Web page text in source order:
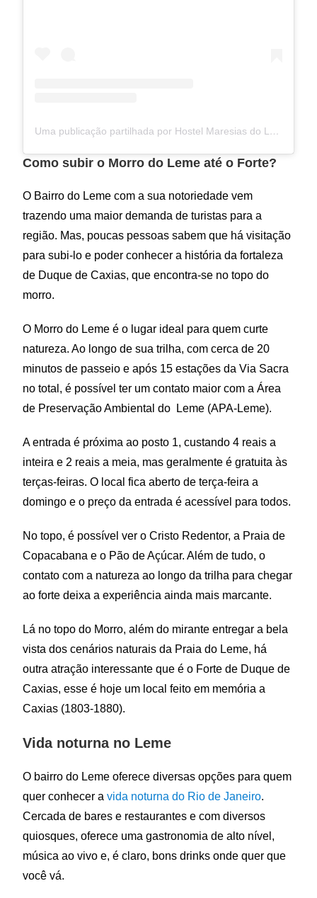
Uma publicação partilhada por Hostel Maresias do Leme (@hostelmaresiasdoleme)
Como subir o Morro do Leme até o Forte?
O Bairro do Leme com a sua notoriedade vem
trazendo uma maior demanda de turistas para a
região. Mas, poucas pessoas sabem que há visitação
para subi-lo e poder conhecer a história da fortaleza
de Duque de Caxias, que encontra-se no topo do
morro.
O Morro do Leme é o lugar ideal para quem curte
natureza. Ao longo de sua trilha, com cerca de 20
minutos de passeio e após 15 estações da Via Sacra
no total, é possível ter um contato maior com a Área
de Preservação Ambiental do Leme (APA-Leme).
A entrada é próxima ao posto 1, custando 4 reais a
inteira e 2 reais a meia, mas geralmente é gratuita às
terças-feiras. O local fica aberto de terça-feira a
domingo e o preço da entrada é acessível para todos.
No topo, é possível ver o Cristo Redentor, a Praia de
Copacabana e o Pão de Açúcar. Além de tudo, o
contato com a natureza ao longo da trilha para chegar
ao forte deixa a experiência ainda mais marcante.
Lá no topo do Morro, além do mirante entregar a bela
vista dos cenários naturais da Praia do Leme, há
outra atração interessante que é o Forte de Duque de
Caxias, esse é hoje um local feito em memória a
Caxias (1803-1880).
Vida noturna no Leme
O bairro do Leme oferece diversas opções para quem
quer conhecer avida noturna do Rio de Janeiro.
Cercada de bares e restaurantes e com diversos
quiosques, oferece uma gastronomia de alto nível,
música ao vivo e, é claro, bons drinks onde quer que
você vá.